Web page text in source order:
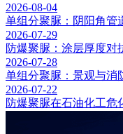
2026-08-04
单组分聚脲：阴阳角管
2026-07-29
防爆聚脲：涂层厚度对
2026-07-28
单组分聚脲：景观与消
2026-07-22
防爆聚脲在石油化工危